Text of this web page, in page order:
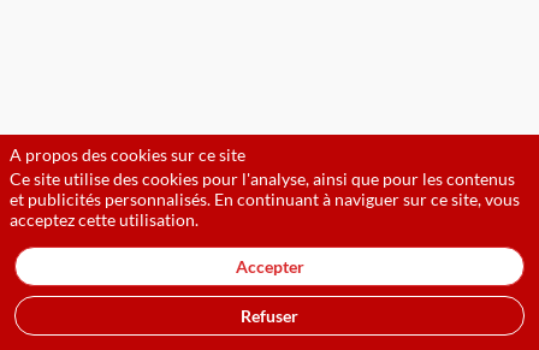
A propos des cookies sur ce site
Ce site utilise des cookies pour l'analyse, ainsi que pour les contenus
et publicités personnalisés. En continuant à naviguer sur ce site, vous
acceptez cette utilisation.
Accepter
Refuser